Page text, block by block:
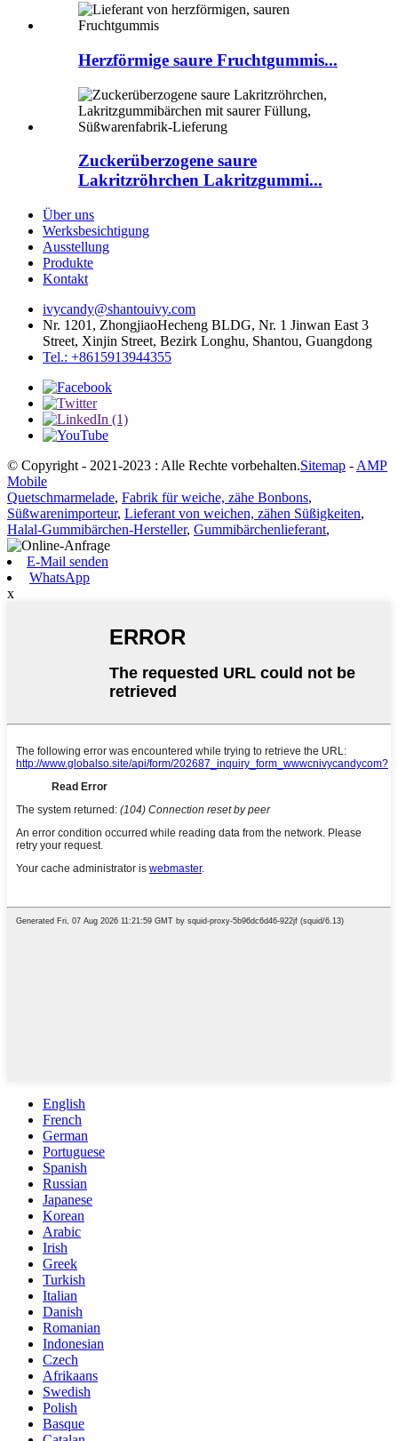
Herzförmige saure Fruchtgummis...
Zuckerüberzogene saure
Lakritzröhrchen Lakritzgummi...
Über uns
Werksbesichtigung
Ausstellung
Produkte
Kontakt
ivycandy@shantouivy.com
Nr. 1201, ZhongjiaoHecheng BLDG, Nr. 1 Jinwan East 3
Street, Xinjin Street, Bezirk Longhu, Shantou, Guangdong
Tel.: +8615913944355
© Copyright - 2021-2023 : Alle Rechte vorbehalten.Sitemap - AMP
Mobile
Quetschmarmelade, Fabrik für weiche, zähe Bonbons,
Süßwarenimporteur, Lieferant von weichen, zähen Süßigkeiten,
Halal-Gummibärchen-Hersteller, Gummibärchenlieferant,
E-Mail senden
WhatsApp
x
English
French
German
Portuguese
Spanish
Russian
Japanese
Korean
Arabic
Irish
Greek
Turkish
Italian
Danish
Romanian
Indonesian
Czech
Afrikaans
Swedish
Polish
Basque